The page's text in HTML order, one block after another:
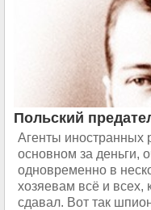
Польский
Агенты иностранных
основном за деньги,
одновременно в
хозяевам всё и всех,
сдавал. Вот так